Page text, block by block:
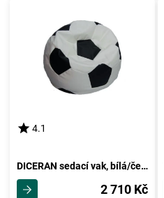
4.1
DICERAN sedací vak, bílá/černá
2 710 Kč